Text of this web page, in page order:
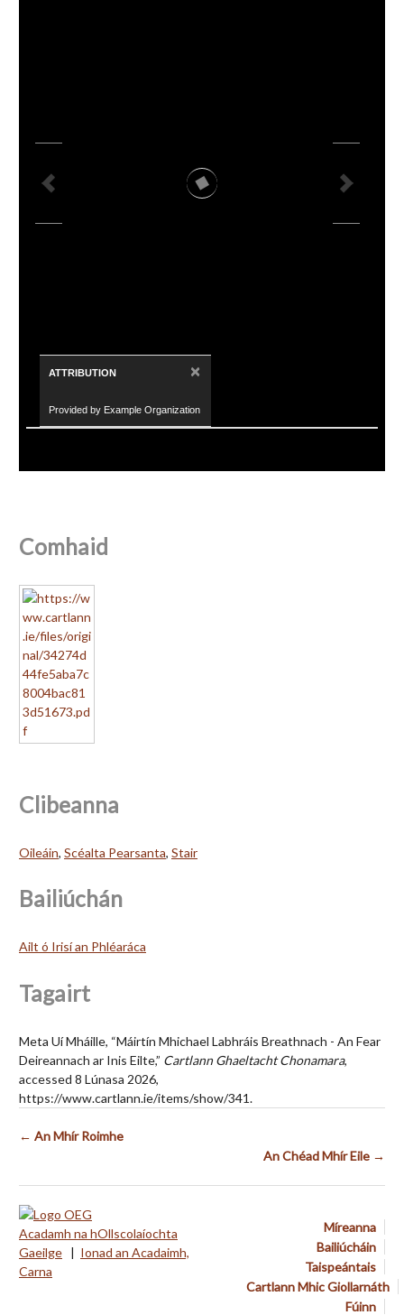
ATTRIBUTION ×
Provided by Example Organization
Comhaid
Clibeanna
Oileáin, Scéalta Pearsanta, Stair
Bailiúchán
Ailt ó Irisí an Phléaráca
Tagairt
Meta Uí Mháille, “Máirtín Mhichael Labhráis Breathnach - An Fear
Deireannach ar Inis Eilte,” Cartlann Ghaeltacht Chonamara,
accessed 8 Lúnasa 2026,
https://www.cartlann.ie/items/show/341.
← An Mhír Roimhe
An Chéad Mhír Eile →
Míreanna
Bailiúcháin
Taispeántais
Cartlann Mhic Giollarnáth
Fúinn
Acadamh na hOllscolaíochta
Gaeilge | Ionad an Acadaimh,
Carna